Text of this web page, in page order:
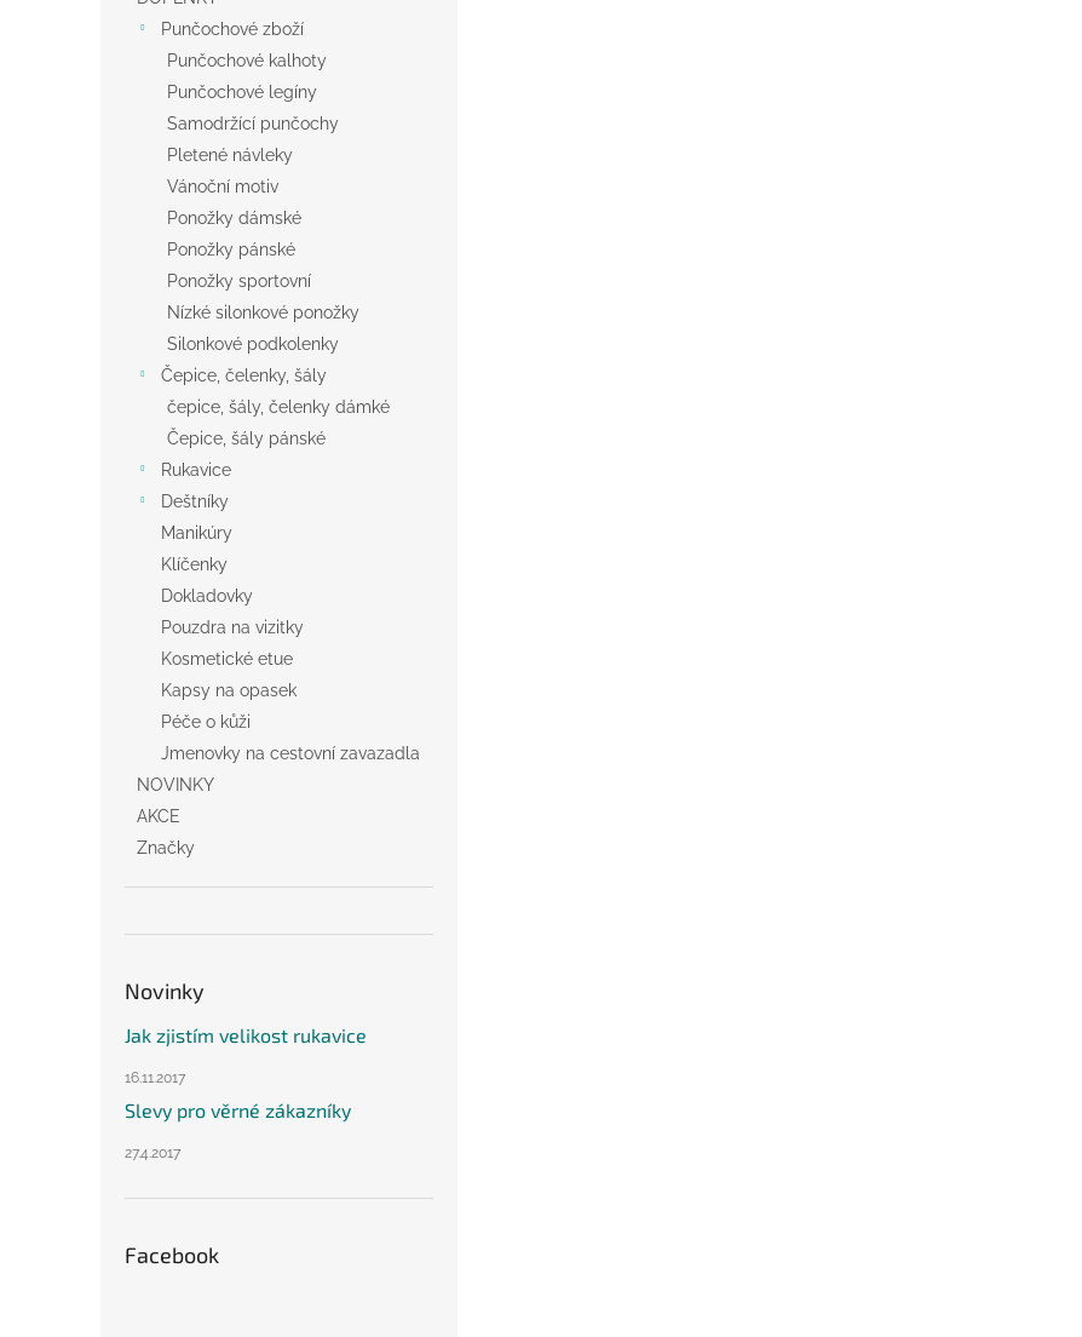
Punčochové zboží
Punčochové kalhoty
Punčochové legíny
Samodržící punčochy
Pletené návleky
Vánoční motiv
Ponožky dámské
Ponožky pánské
Ponožky sportovní
Nízké silonkové ponožky
Silonkové podkolenky
Čepice, čelenky, šály
čepice, šály, čelenky dámké
Čepice, šály pánské
Rukavice
Deštníky
Manikúry
Klíčenky
Dokladovky
Pouzdra na vizitky
Kosmetické etue
Kapsy na opasek
Péče o kůži
Jmenovky na cestovní zavazadla
NOVINKY
AKCE
Značky
Novinky
Jak zjistím velikost rukavice
16.11.2017
Slevy pro věrné zákazníky
27.4.2017
Facebook